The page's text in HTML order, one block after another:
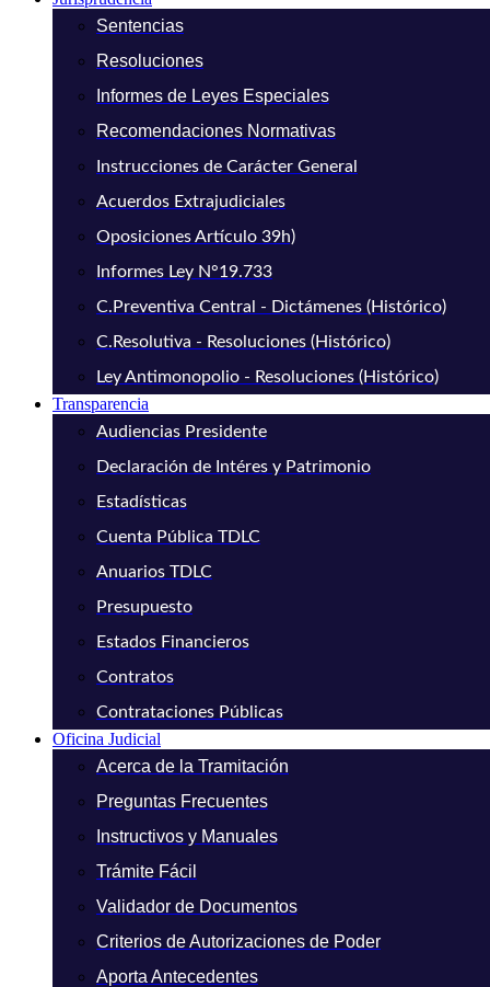
Sentencias
Resoluciones
Informes de Leyes Especiales
Recomendaciones Normativas
Instrucciones de Carácter General
Acuerdos Extrajudiciales
Oposiciones Artículo 39h)
Informes Ley N°19.733
C.Preventiva Central - Dictámenes (Histórico)
C.Resolutiva - Resoluciones (Histórico)
Ley Antimonopolio - Resoluciones (Histórico)
Transparencia
Audiencias Presidente
Declaración de Intéres y Patrimonio
Estadísticas
Cuenta Pública TDLC
Anuarios TDLC
Presupuesto
Estados Financieros
Contratos
Contrataciones Públicas
Oficina Judicial
Acerca de la Tramitación
Preguntas Frecuentes
Instructivos y Manuales
Trámite Fácil
Validador de Documentos
Criterios de Autorizaciones de Poder
Aporta Antecedentes